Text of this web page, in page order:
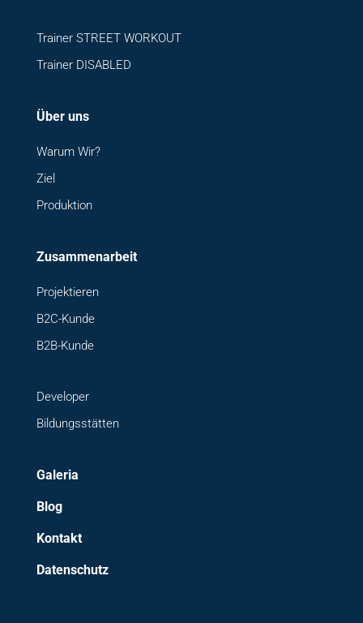
Trainer STREET WORKOUT
Trainer DISABLED
Über uns
Warum Wir?
Ziel
Produktion
Zusammenarbeit
Projektieren
B2C-Kunde
B2B-Kunde
Developer
Bildungsstätten
Galeria
Blog
Kontakt
Datenschutz